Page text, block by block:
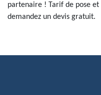
partenaire ! Tarif de pose
demandez un devis gratuit.